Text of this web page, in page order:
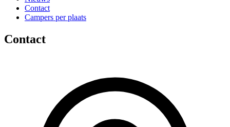
Contact
Campers per plaats
Contact